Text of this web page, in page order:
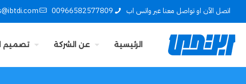
اتصل الآن او تواصل معنا عبر واتس اب 00966582577809
الرئيسية عن الشركة تصميم